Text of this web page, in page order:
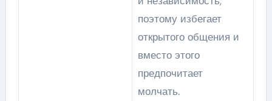
поэтому избегает
открытого общения и
вместо этого
предпочитает
молчать.